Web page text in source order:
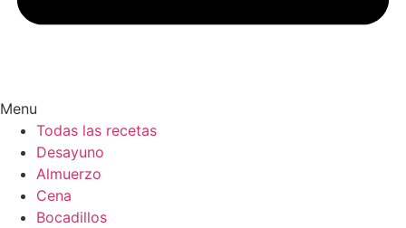
Menu
Todas las recetas
Desayuno
Almuerzo
Cena
Bocadillos